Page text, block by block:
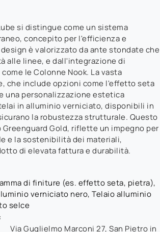
si distingue come un sistema
concepito per l'efficienza e
è valorizzato da ante stondate che
alle linee, e dall'integrazione di
le Colonne Nook. La vasta
che include opzioni come l'effetto seta
una personalizzazione estetica
in alluminio verniciato, disponibili in
la robustezza strutturale. Questo
Gold, riflette un impegno per
e la sostenibilità dei materiali,
di elevata fattura e durabilità.
di finiture (es. effetto seta, pietra),
verniciato nero, Telaio alluminio
selce
Via Guglielmo Marconi 27,San Pietro in